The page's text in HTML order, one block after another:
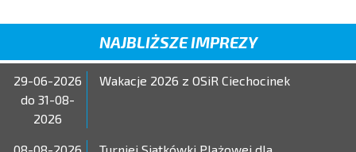
NAJBLIŻSZE IMPREZY
29-06-2026
do 31-08-
2026
Wakacje 2026 z OSiR Ciechocinek